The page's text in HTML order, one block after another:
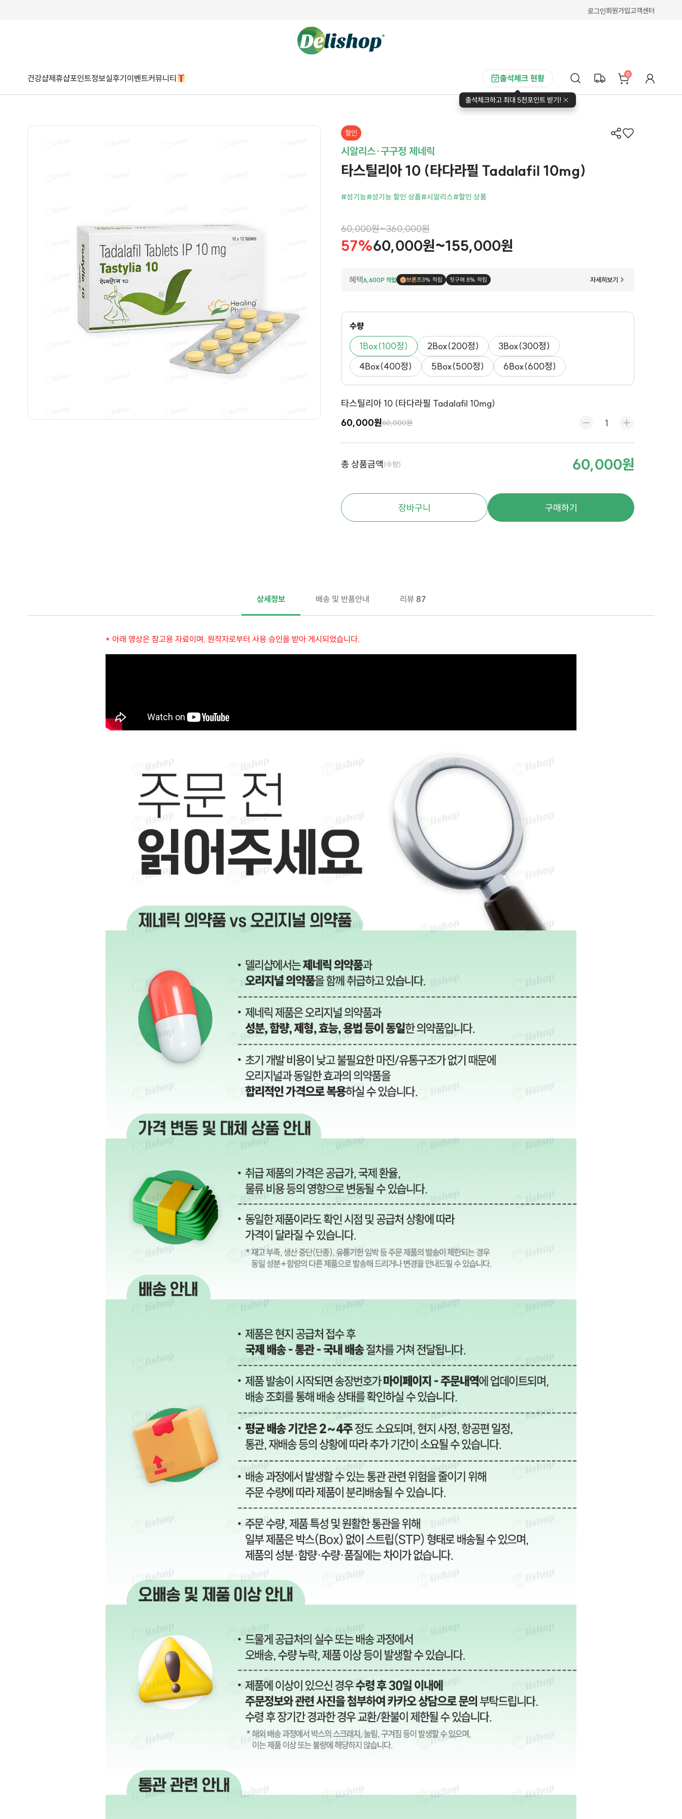
로그인회원가입고객센터
출석체크 현황
출석체크하고 최대 5천포인트 받기!
0
건강샵제휴샵포인트정보실후기이벤트커뮤니티
할인
시알리스·구구정 제네릭
타스틸리아 10 (타다라필 Tadalafil 10mg)
#성기능#성기능 할인 상품#시알리스#할인 상품
60,000원~360,000원
57%60,000원~155,000원
혜택6,600P 적립 브론즈3% 적립 첫구매 8% 적립 자세히보기
수량
1Box(100정) 2Box(200정)
3Box(300정)
4Box(400정)
5Box(500정) 6Box(600정)
타스틸리아 10 (타다라필 Tadalafil 10mg)
60,000원60,000원
총 상품금액(수량) 60,000원
장바구니 구매하기
상세정보 배송 및 반품안내 리뷰 87
* 아래 영상은 참고용 자료이며, 원작자로부터 사용 승인을 받아 게시되었습니다.